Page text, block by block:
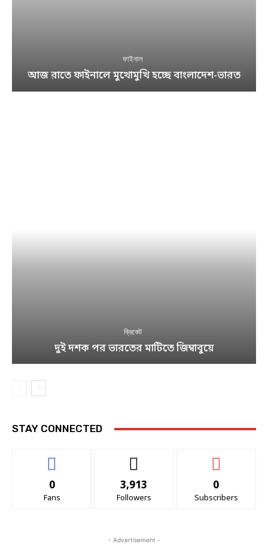
ফাইনাল
আজ রাতে ফাইনালে মুখোমুখি হচ্ছে বাংলাদেশ-ভারত
ক্রিকেট
দুই দশক পর ভারতের মাটিতে জিম্বাবুয়ে
STAY CONNECTED
0
Fans
3,913
Followers
0
Subscribers
- Advertisement -